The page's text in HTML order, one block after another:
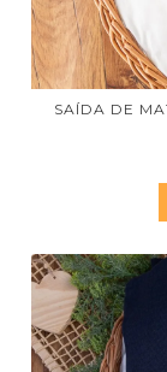
SAÍDA DE